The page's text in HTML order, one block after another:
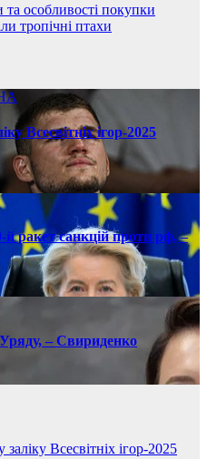
та особливості покупки
тропічні птахи
Всесвітніх ігор-2025
ракет санкцій проти рф, –
– Свириденко
Всесвітніх ігор-2025